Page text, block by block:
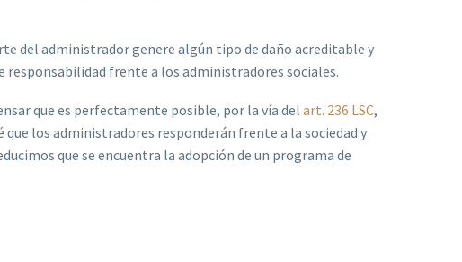
del administrador genere algún tipo de daño acreditable y
responsabilidad frente a los administradores sociales.
que es perfectamente posible, por la vía del art. 236 LSC,
los administradores responderán frente a la sociedad y
que se encuentra la adopción de un programa de